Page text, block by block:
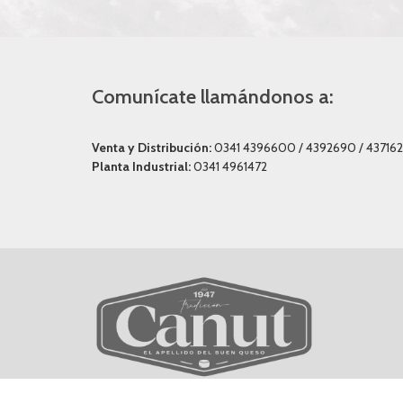
Comunícate llamándonos a:
Venta y Distribución:0341 4396600 / 4392690 /
Planta Industrial:0341 4961472